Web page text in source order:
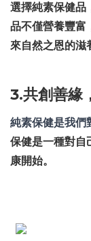
選擇純素保健品
品不僅營養豐富
來自然之恩的滋
3.共創善緣
純素保健是我們
保健是一種對自
康開始。